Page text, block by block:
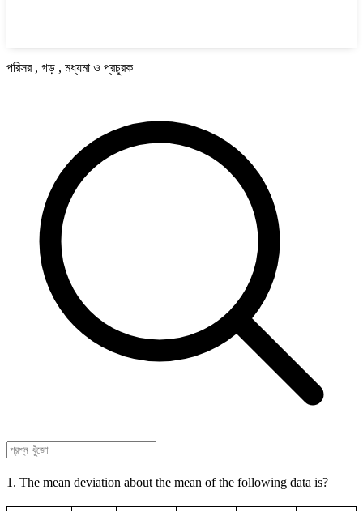
পরিসর , গড় , মধ্যমা ও প্রচুরক
1. The mean deviation about the mean of the following data is?